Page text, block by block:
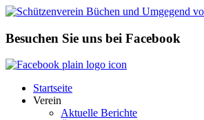
Zum
springen
Besuchen Sie uns bei Facebook
Startseite
Verein
Aktuelle Berichte